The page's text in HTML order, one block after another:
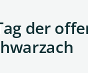
der